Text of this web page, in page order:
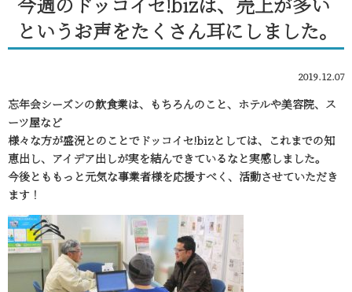
というお声をたくさん耳にしました。
2019.12.07
忘年会シーズンの飲食業は、もちろんのこと、ホテルや美容院、ス
ーツ屋など
様々な方が盛況とのことでドッコイセ!bizとしては、これまでの知
恵出し、アイデア出しが実を結んできているなと実感しました。
今後とももっと元気な事業者様を応援すべく、活動させていただき
ます！